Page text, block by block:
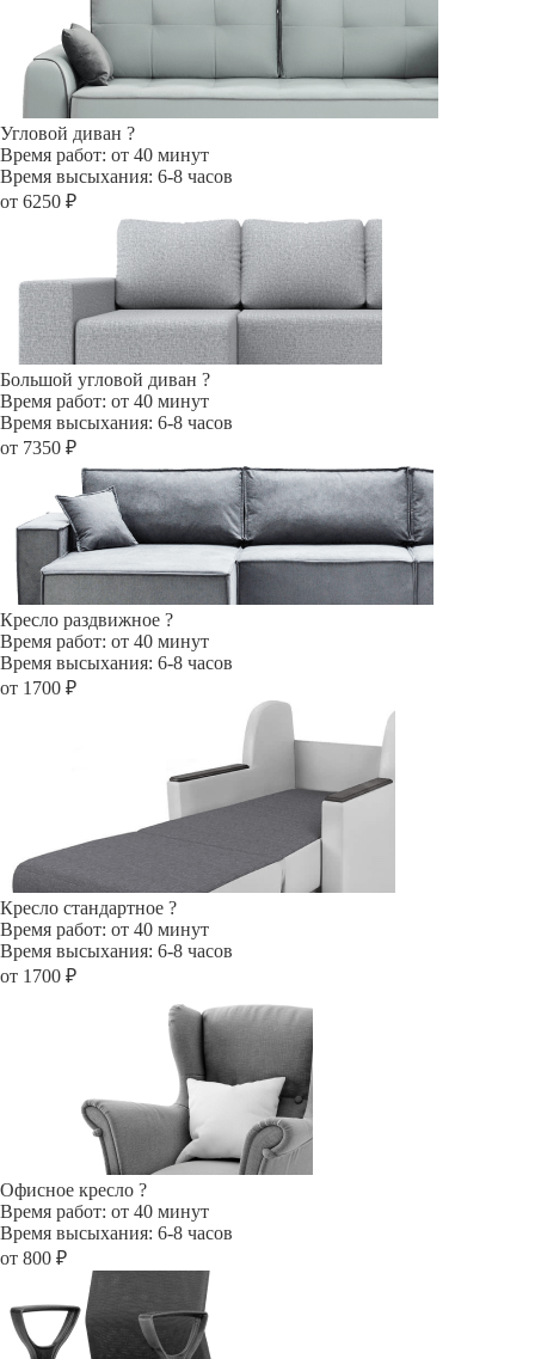
Угловой диван ?
Время работ: от 40 минут
Время высыхания: 6-8 часов
от 6250 ₽
Большой угловой диван ?
Время работ: от 40 минут
Время высыхания: 6-8 часов
от 7350 ₽
Кресло раздвижное ?
Время работ: от 40 минут
Время высыхания: 6-8 часов
от 1700 ₽
Кресло стандартное ?
Время работ: от 40 минут
Время высыхания: 6-8 часов
от 1700 ₽
Офисное кресло ?
Время работ: от 40 минут
Время высыхания: 6-8 часов
от 800 ₽